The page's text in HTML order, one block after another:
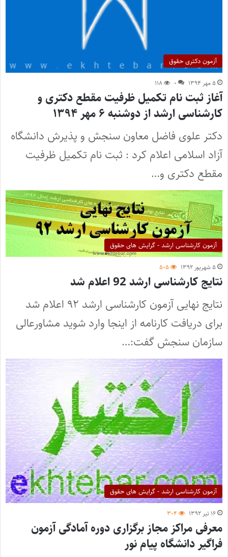
آزمون دکتری حقوق
۵ مهر ۱۳۹۴ ۰ ۱۱۸
آغاز ثبت نام تکمیل ظرفیت مقطع دکتری و
کارشناسی ارشد از دوشنبه ۶ مهر ۱۳۹۴
دکتر علوی فاضل معاون سنجش و پذیرش دانشگاه
آزاد اسلامی اعلام کرد : ثبت نام تکمیل ظرفیت
مقطع دکتری و…
آزمون کارشناسی ارشد - گرایش های حقوق
۵ شهریور ۱۳۹۲ ۵۰۵
نتایج کارشناسی ارشد 92 اعلام شد
نتایج نهایی آزمون کارشناسی ارشد ۹۲ اعلام شد
برای دریافت کارنامه از اینجا وارد شوید مشاورعالی
سازمان سنجش گفت:…
آزمون کارشناسی ارشد - گرایش های حقوق
۱۶ تیر ۱۳۹۲ ۳۰۴
معرفی مراکز مجاز برگزاری دوره آمادگی آزمون
فراگیر دانشگاه پیام نور